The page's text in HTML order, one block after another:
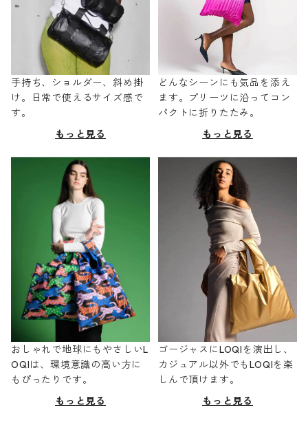
手持ち、ショルダー、斜め掛
け。日常で使えるサイズ感で
す。
もっと見る
どんなシーンにも気品を添え
ます。プリーツに沿ってコン
パクトに折りたたみ。
もっと見る
おしゃれで地球にもやさしいL
OQIは、環境意識の高い方に
もぴったりです。
もっと見る
ゴージャスにLOQIを演出し、
カジュアル以外でもLOQIを楽
しんで頂けます。
もっと見る